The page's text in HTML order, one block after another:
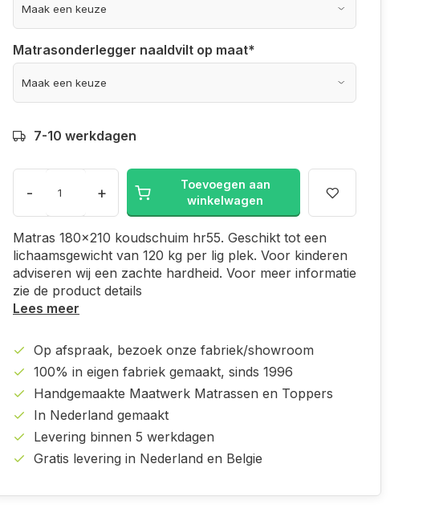
Matrasonderlegger naaldvilt op maat*
7-10 werkdagen
- +
Toevoegen aan
winkelwagen
Matras 180x210 koudschuim hr55. Geschikt tot een
lichaamsgewicht van 120 kg per lig plek. Voor kinderen
adviseren wij een zachte hardheid. Voor meer informatie
zie de product details
Lees meer
Op afspraak, bezoek onze fabriek/showroom
100% in eigen fabriek gemaakt, sinds 1996
Handgemaakte Maatwerk Matrassen en Toppers
In Nederland gemaakt
Levering binnen 5 werkdagen
Gratis levering in Nederland en Belgie